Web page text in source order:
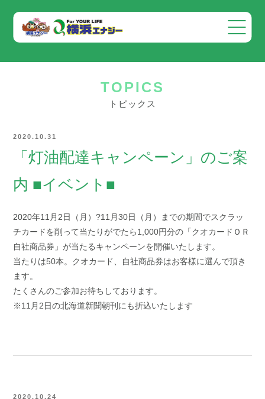
TOPICS
トピックス
2020.10.31
「灯油配達キャンペーン」のご案
内 ■イベント■
2020年11月2日（月）?11月30日（月）までの期間でスクラッ
チカードを削って当たりがでたら1,000円分の「クオカードＯＲ
自社商品券」が当たるキャンペーンを開催いたします。
当たりは50本。クオカード、自社商品券はお客様に選んで頂き
ます。
たくさんのご参加お待ちしております。
※11月2日の北海道新聞朝刊にも折込いたします
2020.10.24